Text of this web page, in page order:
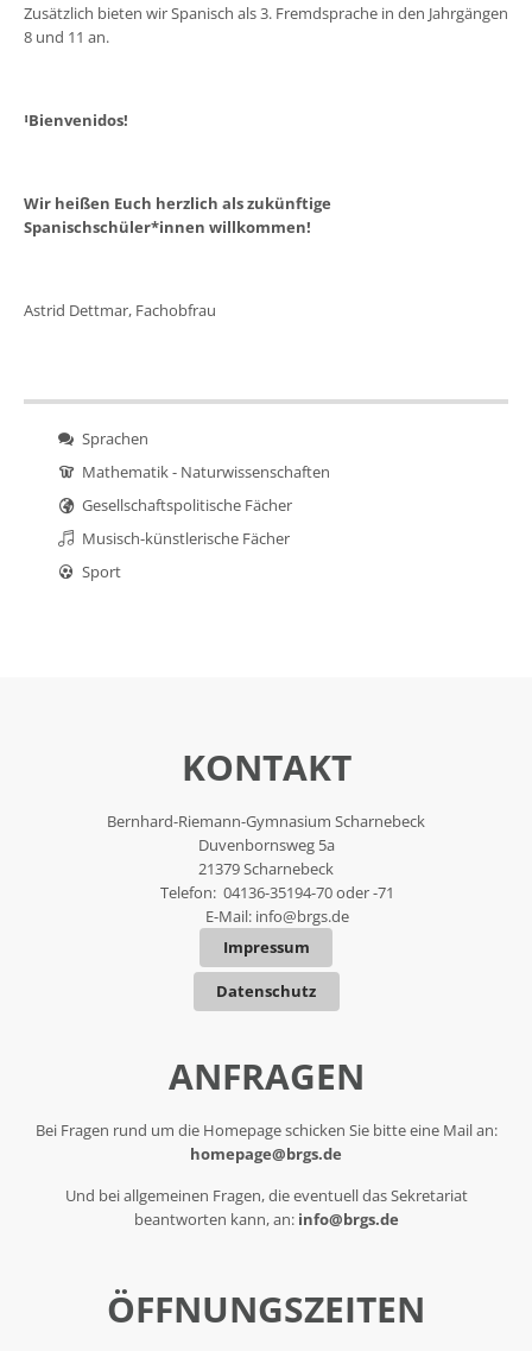
Zusätzlich bieten wir Spanisch als 3. Fremdsprache in den Jahrgängen
8 und 11 an.
ꜟBienvenidos!
Wir heißen Euch herzlich als zukünftige
Spanischschüler*innen willkommen!
Astrid Dettmar, Fachobfrau
Sprachen
Mathematik - Naturwissenschaften
Gesellschaftspolitische Fächer
Musisch-künstlerische Fächer
Sport
KONTAKT
Bernhard-Riemann-Gymnasium Scharnebeck
Duvenbornsweg 5a
21379 Scharnebeck
Telefon: 04136-35194-70 oder -71
E-Mail: info@brgs.de
Impressum
Datenschutz
ANFRAGEN
Bei Fragen rund um die Homepage schicken Sie bitte eine Mail an:
homepage@brgs.de
Und bei allgemeinen Fragen, die eventuell das Sekretariat
beantworten kann, an: info@brgs.de
ÖFFNUNGSZEITEN